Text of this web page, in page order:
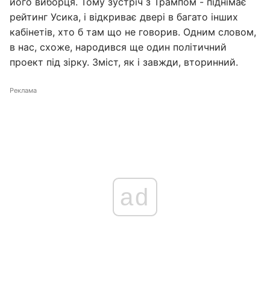
рейтинг Усика, і відкриває двері в багато інших
кабінетів, хто б там що не говорив. Одним словом,
в нас, схоже, народився ще один політичний
проект під зірку. Зміст, як і завжди, вторинний.
Реклама
ad